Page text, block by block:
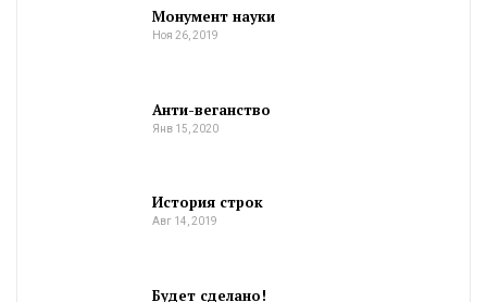
Монумент науки
Ноя 26, 2019
Анти-веганство
Янв 15, 2020
История строк
Авг 14, 2019
Будет сделано!